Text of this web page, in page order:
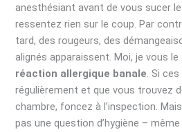
anesthésiant avant de vous sucer
ressentez rien sur le coup. Par
tard, des rougeurs, des
alignés apparaissent. Moi, je vous le
réaction allergique banale. Si
régulièrement et que vous trouvez
chambre, foncez à l’inspection.
pas une question d’hygiène –